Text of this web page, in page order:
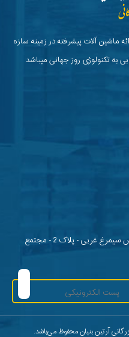
ماشین آلات پیشرفته در زمینه سازه
به تکنولوژی روز جهانی میباشد
تهران - سیدخندان - جلفا نبش سیمرغ غربی - پلاک 2 - مجتمع
آرتین بنیان محفوظ می‌باشد.